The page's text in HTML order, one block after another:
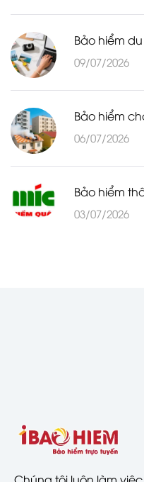
Bảo hiểm
09/07/2026
Bảo hiểm
06/07/2026
Bảo hiểm
03/07/2026